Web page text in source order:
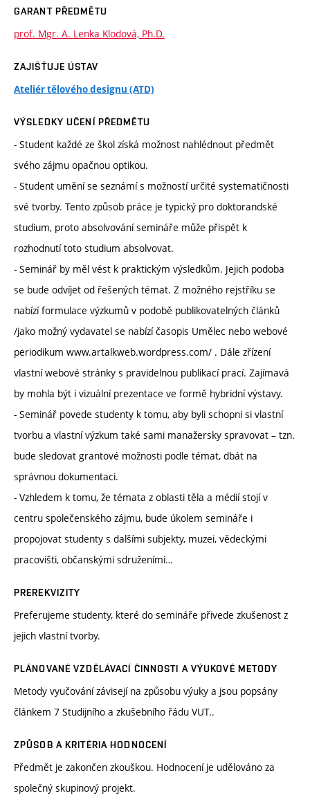
GARANT PŘEDMĚTU
prof. Mgr. A. Lenka Klodová, Ph.D.
ZAJIŠŤUJE ÚSTAV
Ateliér tělového designu (ATD)
VÝSLEDKY UČENÍ PŘEDMĚTU
- Student každé ze škol získá možnost nahlédnout předmět
svého zájmu opačnou optikou.
- Student umění se seznámí s možností určité systematičnosti
své tvorby. Tento způsob práce je typický pro doktorandské
studium, proto absolvování semináře může přispět k
rozhodnutí toto studium absolvovat.
- Seminář by měl vést k praktickým výsledkům. Jejich podoba
se bude odvíjet od řešených témat. Z možného rejstříku se
nabízí formulace výzkumů v podobě publikovatelných článků
/jako možný vydavatel se nabízí časopis Umělec nebo webové
periodikum www.artalkweb.wordpress.com/ . Dále zřízení
vlastní webové stránky s pravidelnou publikací prací. Zajímavá
by mohla být i vizuální prezentace ve formě hybridní výstavy.
- Seminář povede studenty k tomu, aby byli schopni si vlastní
tvorbu a vlastní výzkum také sami manažersky spravovat – tzn.
bude sledovat grantové možnosti podle témat, dbát na
správnou dokumentaci.
- Vzhledem k tomu, že témata z oblasti těla a médií stojí v
centru společenského zájmu, bude úkolem semináře i
propojovat studenty s dalšími subjekty, muzei, vědeckými
pracovišti, občanskými sdruženími…
PREREKVIZITY
Preferujeme studenty, které do semináře přivede zkušenost z
jejich vlastní tvorby.
PLÁNOVANÉ VZDĚLÁVACÍ ČINNOSTI A VÝUKOVÉ METODY
Metody vyučování závisejí na způsobu výuky a jsou popsány
článkem 7 Studijního a zkušebního řádu VUT..
ZPŮSOB A KRITÉRIA HODNOCENÍ
Předmět je zakončen zkouškou. Hodnocení je udělováno za
společný skupinový projekt.